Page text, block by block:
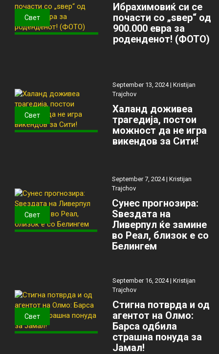
Свет
Ибрахимовиќ си се
почасти со „ѕвер“ од
900.000 евра за
роденденот! (ФОТО)
Свет
September 13, 2024 |Kristijan
Trajchov
Халанд доживеа
трагедија, постои
можност да не игра
викендов за Сити!
Свет
September 7, 2024 |Kristijan
Trajchov
Сунес прогнозира:
Ѕвездата на
Ливерпул ќе замине
во Реал, близок е со
Белингем
Свет
September 16, 2024 | Kristijan
Trajchov
Стигна потврда и од
агентот на Олмо:
Барса одбила
страшна понуда за
Јамал!